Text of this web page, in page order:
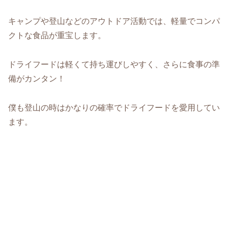
キャンプや登山などのアウトドア活動では、軽量でコンパ
クトな食品が重宝します。
ドライフードは軽くて持ち運びしやすく、さらに食事の準
備がカンタン！
僕も登山の時はかなりの確率でドライフードを愛用してい
ます。